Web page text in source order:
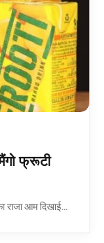
फ्रूटी
राजा आम दिखाई…